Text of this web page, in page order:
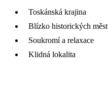
Toskánská krajina
Blízko historických měst
Soukromí a relaxace
Klidná lokalita